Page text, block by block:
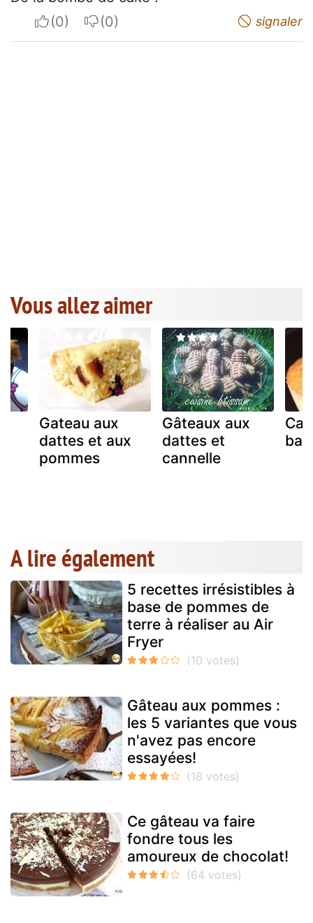
I apreciateI do not appreciate signaler
Vous allez aimer
Gateau aux
dattes et aux
pommes
Gâteaux aux
dattes et
cannelle
A lire également
5 recettes irrésistibles à
base de pommes de
terre à réaliser au Air
Fryer
Gâteau aux pommes :
les 5 variantes que vous
n'avez pas encore
essayées!
Ce gâteau va faire
fondre tous les
amoureux de chocolat!